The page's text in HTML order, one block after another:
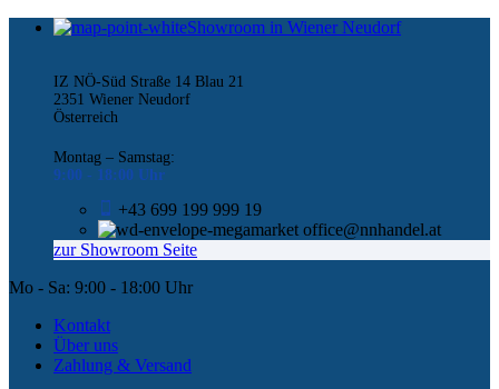
Showroom in Wiener Neudorf
IZ NÖ-Süd Straße 14 Blau 21
2351 Wiener Neudorf
Österreich
Montag – Samstag:
9:00 - 18:00 Uhr
+43 699 199 999 19
office@nnhandel.at
zur Showroom Seite
Mo - Sa: 9:00 - 18:00 Uhr
Kontakt
Über uns
Zahlung & Versand